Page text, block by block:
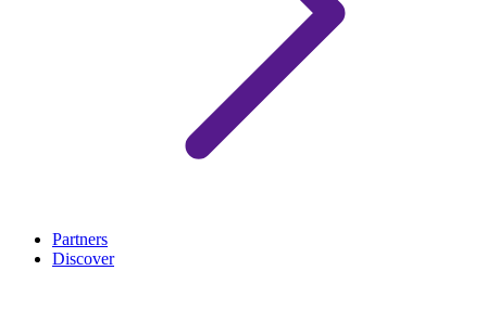
Partners
Discover